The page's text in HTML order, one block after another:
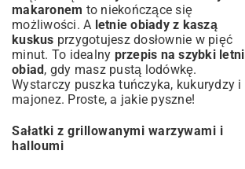
makaronem to niekończące się
możliwości. A letnie obiady z kaszą
kuskus przygotujesz dosłownie w pięć
minut. To idealny przepis na szybki letni
obiad, gdy masz pustą lodówkę.
Wystarczy puszka tuńczyka, kukurydzy i
majonez. Proste, a jakie pyszne!
Sałatki z grillowanymi warzywami i
halloumi